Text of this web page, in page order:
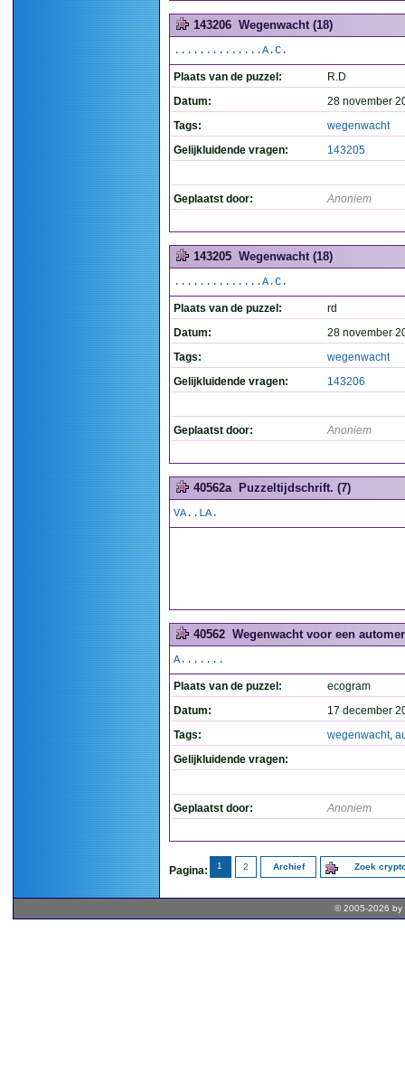
143206 Wegenwacht (18)
..............A.C.
Plaats van de puzzel:
R.D
Datum:
28 november
Tags:
wegenwacht
Gelijkluidende vragen:
143205
Geplaatst door: Anoniem
143205 Wegenwacht (18)
..............A.C.
Plaats van de puzzel:
rd
Datum:
28 november
Tags:
wegenwacht
Gelijkluidende vragen:
143206
Geplaatst door: Anoniem
40562a Puzzeltijdschrift. (7)
VA..LA.
40562 Wegenwacht voor een
A.......
Plaats van de puzzel:
ecogram
Datum:
17 december
Tags:
wegenwacht,
Gelijkluidende vragen:
Geplaatst door: Anoniem
Pagina: 1 2 Archief Zoek
© 2005-2026 by